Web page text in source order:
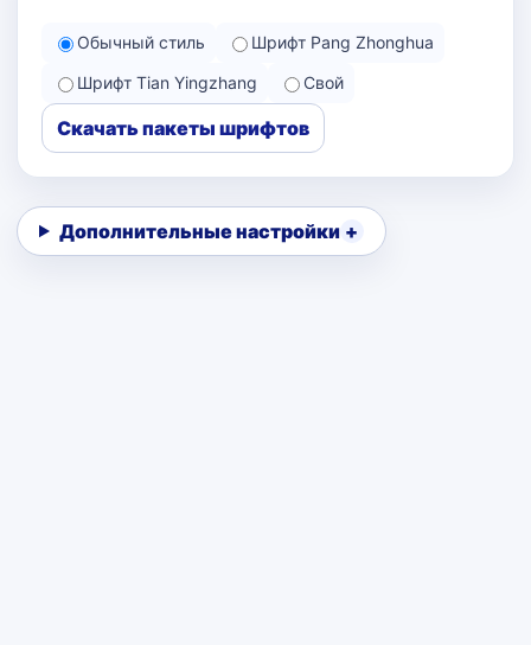
Обычный стиль
Шрифт Pang Zhonghua
Шрифт Tian Yingzhang
Свой
Скачать пакеты шрифтов
Дополнительные настройки